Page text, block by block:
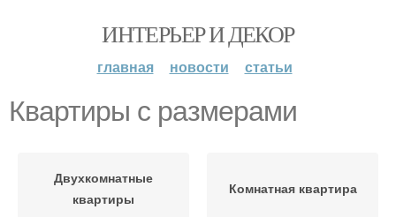
ИНТЕРЬЕР И ДЕКОР
главная новости статьи
Квартиры с размерами
Двухкомнатные
квартиры
Комнатная квартира